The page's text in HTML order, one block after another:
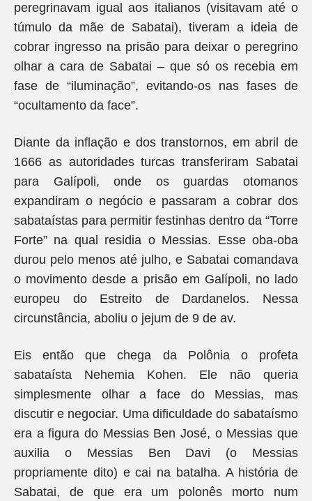
peregrinavam igual aos italianos (visitavam até o
túmulo da mãe de Sabatai), tiveram a ideia de
cobrar ingresso na prisão para deixar o peregrino
olhar a cara de Sabatai – que só os recebia em
fase de “iluminação”, evitando-os nas fases de
“ocultamento da face”.
Diante da inflação e dos transtornos, em abril de
1666 as autoridades turcas transferiram Sabatai
para Galípoli, onde os guardas otomanos
expandiram o negócio e passaram a cobrar dos
sabataístas para permitir festinhas dentro da “Torre
Forte” na qual residia o Messias. Esse oba-oba
durou pelo menos até julho, e Sabatai comandava
o movimento desde a prisão em Galípoli, no lado
europeu do Estreito de Dardanelos. Nessa
circunstância, aboliu o jejum de 9 de av.
Eis então que chega da Polônia o profeta
sabataísta Nehemia Kohen. Ele não queria
simplesmente olhar a face do Messias, mas
discutir e negociar. Uma dificuldade do sabataísmo
era a figura do Messias Ben José, o Messias que
auxilia o Messias Ben Davi (o Messias
propriamente dito) e cai na batalha. A história de
Sabatai, de que era um polonês morto num